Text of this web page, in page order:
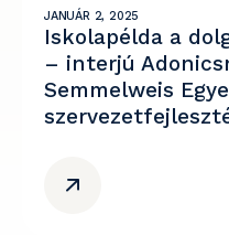
JANUÁR 2, 2025
Iskolapélda a
– interjú
Semmelweis